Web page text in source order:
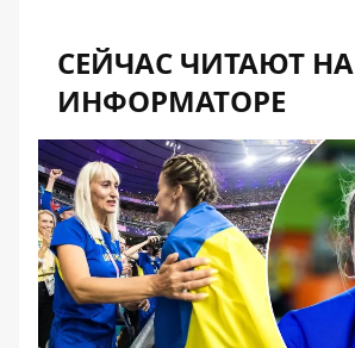
СЕЙЧАС ЧИТАЮТ НА
ИНФОРМАТОРЕ